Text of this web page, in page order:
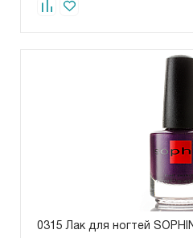
0315 Лак для ногтей